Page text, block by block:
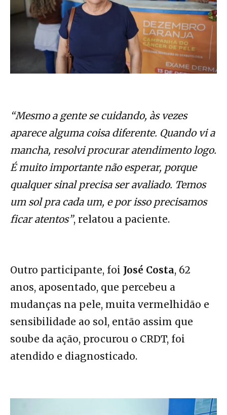
“Mesmo a gente se cuidando, às vezes
aparece alguma coisa diferente. Quando vi a
mancha, resolvi procurar atendimento logo.
É muito importante não esperar, porque
qualquer sinal precisa ser avaliado. Temos
um sol pra cada um, e por isso precisamos
ficar atentos”, relatou a paciente.
Outro participante, foi José Costa, 62
anos, aposentado, que percebeu a
mudanças na pele, muita vermelhidão e
sensibilidade ao sol, então assim que
soube da ação, procurou o CRDT, foi
atendido e diagnosticado.